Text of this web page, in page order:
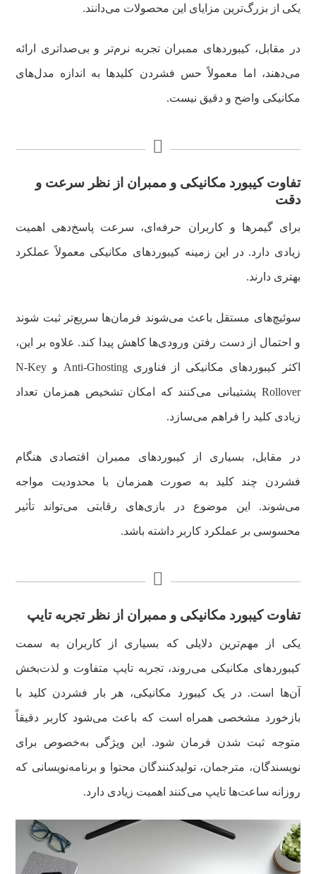
یکی از بزرگ‌ترین مزایای این محصولات می‌دانند.
در مقابل، کیبوردهای ممبران تجربه نرم‌تر و بی‌صداتری ارائه
می‌دهند، اما معمولاً حس فشردن کلیدها به اندازه مدل‌های
مکانیکی واضح و دقیق نیست.
‌‌‌‌‌‌‌‌‌‌‌‌‌‌‌‌‌‌‌تفا‌‌و‌‌‌‌‌ت کیبورد مکانیکی و ممبران از نظر سرعت و
دقت
برای گیمرها و کاربران حرفه‌ای، سرعت پاسخ‌دهی اهمیت
زیادی دارد. در این زمینه کیبوردهای مکانیکی معمولاً عملکرد
بهتری دارند.
سوئیچ‌های مستقل باعث می‌شوند فرمان‌ها سریع‌تر ثبت شوند
و احتمال از دست رفتن ورودی‌ها کاهش پیدا کند. علاوه بر این،
اکثر کیبوردهای مکانیکی از فناوری Anti-Ghosting و N-Key
Rollover پشتیبانی می‌کنند که امکان تشخیص همزمان تعداد
زیادی کلید را فراهم می‌سازد.
در مقابل، بسیاری از کیبوردهای ممبران اقتصادی هنگام
فشردن چند کلید به صورت همزمان با محدودیت مواجه
می‌شوند. این موضوع در بازی‌های رقابتی می‌تواند تأثیر
محسوسی بر عملکرد کاربر داشته باشد.
تفا‌و‌ت کیبورد مکانیکی و ممبران از نظر تجربه تایپ
یکی از مهم‌ترین دلایلی که بسیاری از کاربران به سمت
کیبوردهای مکانیکی می‌روند، تجربه تایپ متفاوت و لذت‌بخش
آن‌ها است. در یک کیبورد مکانیکی، هر بار فشردن کلید با
بازخورد مشخصی همراه است که باعث می‌شود کاربر دقیقاً
متوجه ثبت شدن فرمان شود. این ویژگی به‌خصوص برای
نویسندگان، مترجمان، تولیدکنندگان محتوا و برنامه‌نویسانی که
روزانه ساعت‌ها تایپ می‌کنند اهمیت زیادی دارد.